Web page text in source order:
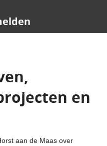
en
aan de Maas over